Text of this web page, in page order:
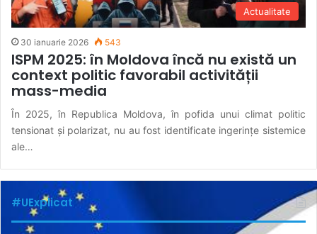
Actualitate
30 ianuarie 2026 543
ISPM 2025: în Moldova încă nu există un
context politic favorabil activității
mass-media
În 2025, în Republica Moldova, în pofida unui climat politic
tensionat și polarizat, nu au fost identificate ingerințe sistemice
ale…
#UExplicat